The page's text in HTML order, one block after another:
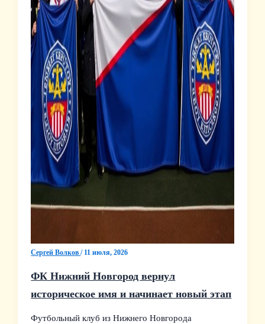
Сергей Волков/ 11 июля, 2026
ФК Нижний Новгород вернул
историческое имя и начинает новый этап
Футбольный клуб из Нижнего Новгорода